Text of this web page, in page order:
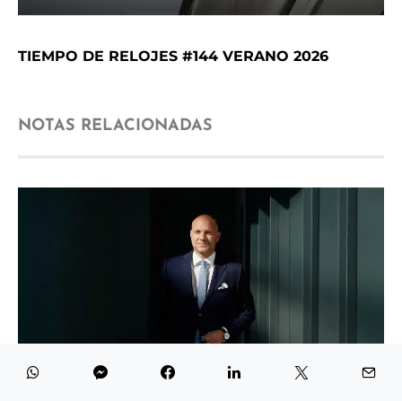
TIEMPO DE RELOJES #144 VERANO 2026
NOTAS RELACIONADAS